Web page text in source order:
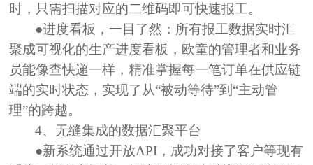
时，只需扫描对应的二维码即可快速报工。
●进度看板，一目了然： 所有报工数据实时汇
聚成可视化的生产进度看板，欧童的管理者和业务
员能像查快递一样，精准掌握每一笔订单在供应链
端的实时状态，实现了从“被动等待”到“主动管
理”的跨越。
4、 无缝集成的数据汇聚平台
●新系统通过开放API， 成功对接了客户等现有